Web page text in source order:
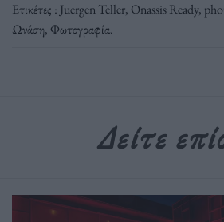
Ετικέτες : Juergen Teller, Onassis Ready,
Ωνάση, Φωτογραφία.
Δείτε